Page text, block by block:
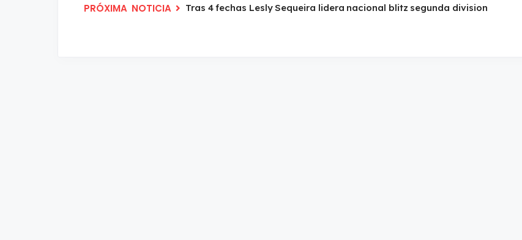
Tras 4 fechas Lesly Sequeira lidera nacional blitz segunda division